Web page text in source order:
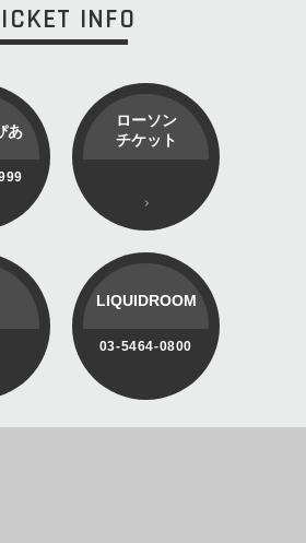
INFO
あ
ローソン
チケット
LIQUIDROOM
03-5464-0800